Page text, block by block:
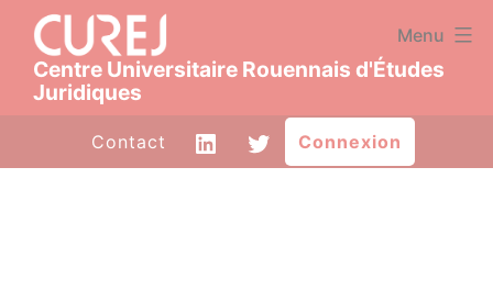
Centre Universitaire Rouennais d'Études
Juridiques
Menu
Contact Connexion
Panneau de gestion des cookies